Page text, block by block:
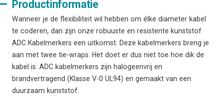
Productinformatie
Wanneer je de flexibiliteit wil hebben om élke diameter kabel
te coderen, dan zijn onze robuuste en resistente kunststof
ADC Kabelmerkers een uitkomst. Deze kabelmerkers breng je
aan met twee tie-wraps. Het doet er dus niet toe hoe dik de
kabel is. ADC kabelmerkers zijn halogeenvrij en
brandvertragend (Klasse V-0 UL94) en gemaakt van een
duurzaam kunststof.